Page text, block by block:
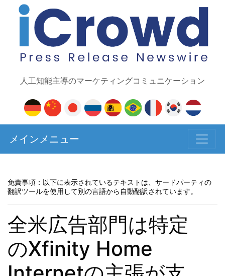
人工知能主導のマーケティングコミュニケーション
メインメニュー
免責事項：以下に表示されているテキストは、サードパーティの
翻訳ツールを使用して別の言語から自動翻訳されています。
全米広告部門は特定
のXfinity Home